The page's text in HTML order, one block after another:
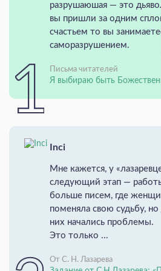
разрушаюшая — это
вы пришли за одним
счастьем то вы
саморазрушением.
Письма читателей
Я выбираю быть
Inci
Мне кажется, у
следующий этап —
больше писем, где
поменяла свою судьбу,
них начались проблемы.
Это только ...
От С. Н. Лазарева